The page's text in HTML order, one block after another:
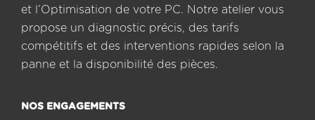
et l’Optimisation de votre PC. Notre atelier vous
propose un diagnostic précis, des tarifs
compétitifs et des interventions rapides selon la
panne et la disponibilité des pièces.
NOS ENGAGEMENTS